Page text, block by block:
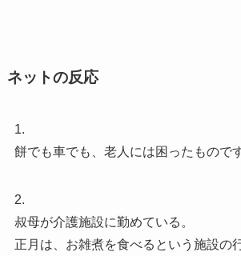
ネットの反応
1.
餅でも車でも、老人には困ったものです
2.
叔母が介護施設に勤めている。
正月は、お雑煮を食べるという施設の